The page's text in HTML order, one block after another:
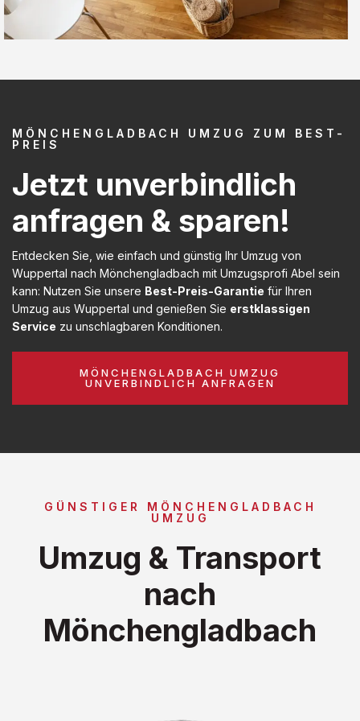
MÖNCHENGLADBACH UMZUG ZUM BEST-
PREIS
Jetzt unverbindlich
anfragen & sparen!
Entdecken Sie, wie einfach und günstig Ihr Umzug von
Wuppertal nach Mönchengladbach mit Umzugsprofi Abel sein
kann: Nutzen Sie unsere Best-Preis-Garantie für Ihren
Umzug aus Wuppertal und genießen Sie erstklassigen
Service zu unschlagbaren Konditionen.
MÖNCHENGLADBACH UMZUG
UNVERBINDLICH ANFRAGEN
GÜNSTIGER MÖNCHENGLADBACH
UMZUG
Umzug & Transport
nach
Mönchengladbach